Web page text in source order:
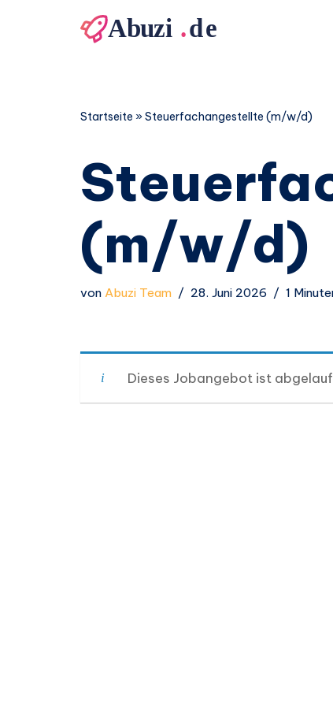
Startseite »Steuerfachangestellte (m/w/d)
(m/w/d)
von Abuzi Team 28. Juni 2026 1
Dieses Jobangebot ist